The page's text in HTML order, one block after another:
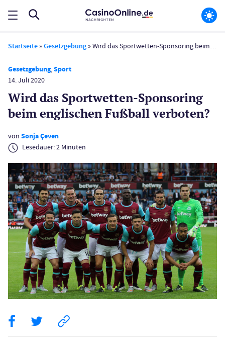
Startseite »Gesetzgebung »Wird das Sportwetten-Sponsoring beim englischen Fußball verboten?
Gesetzgebung,Sport
14. Juli 2020
Wird das Sportwetten-Sponsoring
beim englischen Fußball verboten?
von Sonja Çeven
Lesedauer:2 Minuten